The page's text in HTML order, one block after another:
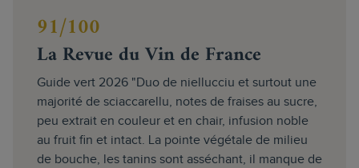
91/100
La Revue du Vin de France
Guide vert 2026 "Duo de niellucciu et surtout une
majorité de sciaccarellu, notes de fraises au sucre,
peu extrait en couleur et en chair, infusion noble
au fruit fin et intact. La pointe végétale de milieu
de bouche, les tanins sont asséchant, il manque de